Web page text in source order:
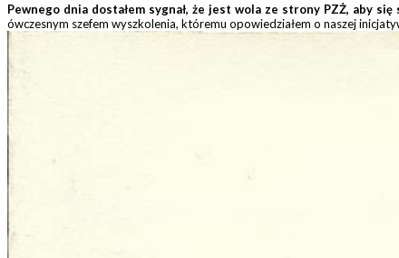
Pewnego dnia dostałem sygnał, że jest wola ze strony PZŻ, aby
ówczesnym szefem wyszkolenia, któremu opowiedziałem o naszej